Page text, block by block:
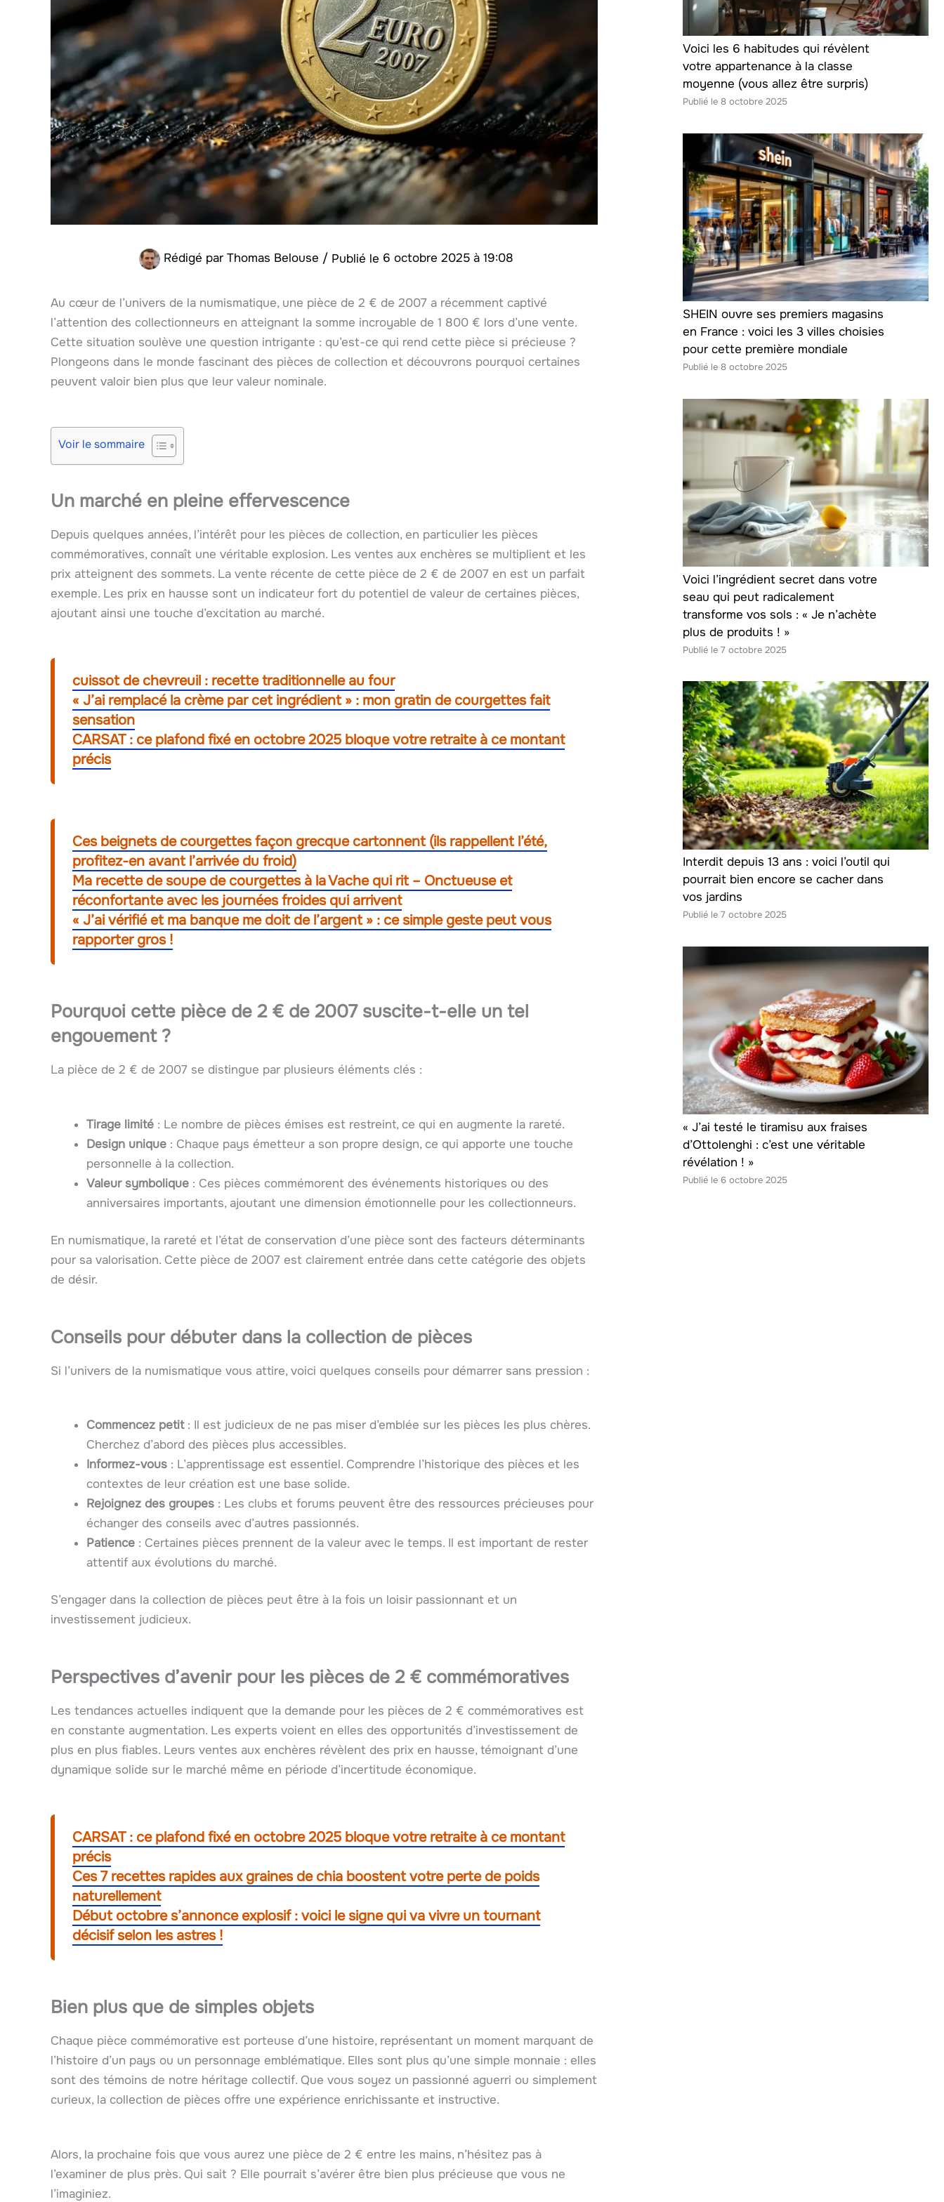
Rédigé par Thomas Belouse / 6 octobre 2025 à 19:08
Au cœur de l’univers de la numismatique, une pièce de 2 € de 2007 a récemment captivé
l’attention des collectionneurs en atteignant la somme incroyable de 1 800 € lors d’une vente.
Cette situation soulève une question intrigante : qu’est-ce qui rend cette pièce si précieuse ?
Plongeons dans le monde fascinant des pièces de collection et découvrons pourquoi certaines
peuvent valoir bien plus que leur valeur nominale.
Voir le sommaire
Un marché en pleine effervescence
Depuis quelques années, l’intérêt pour les pièces de collection, en particulier les pièces
commémoratives, connaît une véritable explosion. Les ventes aux enchères se multiplient et les
prix atteignent des sommets. La vente récente de cette pièce de 2 € de 2007 en est un parfait
exemple. Les prix en hausse sont un indicateur fort du potentiel de valeur de certaines pièces,
ajoutant ainsi une touche d’excitation au marché.
cuissot de chevreuil : recette traditionnelle au four
« J’ai remplacé la crème par cet ingrédient » : mon gratin de courgettes fait
sensation
CARSAT : ce plafond fixé en octobre 2025 bloque votre retraite à ce montant
précis
Ces beignets de courgettes façon grecque cartonnent (ils rappellent l’été,
profitez-en avant l’arrivée du froid)
Ma recette de soupe de courgettes à la Vache qui rit – Onctueuse et
réconfortante avec les journées froides qui arrivent
« J’ai vérifié et ma banque me doit de l’argent » : ce simple geste peut vous
rapporter gros !
Pourquoi cette pièce de 2 € de 2007 suscite-t-elle un tel
engouement ?
La pièce de 2 € de 2007 se distingue par plusieurs éléments clés :
Tirage limité : Le nombre de pièces émises est restreint, ce qui en augmente la rareté.
Design unique : Chaque pays émetteur a son propre design, ce qui apporte une touche
personnelle à la collection.
Valeur symbolique : Ces pièces commémorent des événements historiques ou des
anniversaires importants, ajoutant une dimension émotionnelle pour les collectionneurs.
En numismatique, la rareté et l’état de conservation d’une pièce sont des facteurs déterminants
pour sa valorisation. Cette pièce de 2007 est clairement entrée dans cette catégorie des objets
de désir.
Conseils pour débuter dans la collection de pièces
Si l’univers de la numismatique vous attire, voici quelques conseils pour démarrer sans pression :
Commencez petit: Il est judicieux de ne pas miser d’emblée sur les pièces les plus chères.
Cherchez d’abord des pièces plus accessibles.
Informez-vous : L’apprentissage est essentiel. Comprendre l’historique des pièces et les
contextes de leur création est une base solide.
Rejoignez des groupes : Les clubs et forums peuvent être des ressources précieuses pour
échanger des conseils avec d’autres passionnés.
Patience : Certaines pièces prennent de la valeur avec le temps. Il est important de rester
attentif aux évolutions du marché.
S’engager dans la collection de pièces peut être à la fois un loisir passionnant et un
investissement judicieux.
Perspectives d’avenir pour les pièces de 2 € commémoratives
Les tendances actuelles indiquent que la demande pour les pièces de 2 € commémoratives est
en constante augmentation. Les experts voient en elles des opportunités d’investissement de
plus en plus fiables. Leurs ventes aux enchères révèlent des prix en hausse, témoignant d’une
dynamique solide sur le marché même en période d’incertitude économique.
CARSAT : ce plafond fixé en octobre 2025 bloque votre retraite à ce montant
précis
Ces 7 recettes rapides aux graines de chia boostent votre perte de poids
naturellement
Début octobre s’annonce explosif : voici le signe qui va vivre un tournant
décisif selon les astres !
Bien plus que de simples objets
Chaque pièce commémorative est porteuse d’une histoire, représentant un moment marquant de
l’histoire d’un pays ou un personnage emblématique. Elles sont plus qu’une simple monnaie : elles
sont des témoins de notre héritage collectif. Que vous soyez un passionné aguerri ou simplement
curieux, la collection de pièces offre une expérience enrichissante et instructive.
Alors, la prochaine fois que vous aurez une pièce de 2 € entre les mains, n’hésitez pas à
l’examiner de plus près. Qui sait ? Elle pourrait s’avérer être bien plus précieuse que vous ne
l’imaginiez.
Voici les 6 habitudes qui révèlent
votre appartenance à la classe
moyenne (vous allez être surpris)
8 octobre 2025
SHEIN ouvre ses premiers magasins
en France : voici les 3 villes choisies
pour cette première mondiale
8 octobre 2025
Voici l’ingrédient secret dans votre
seau qui peut radicalement
transforme vos sols : « Je n’achète
plus de produits ! »
7 octobre 2025
Interdit depuis 13 ans : voici l’outil qui
pourrait bien encore se cacher dans
vos jardins
7 octobre 2025
« J’ai testé le tiramisu aux fraises
d’Ottolenghi : c’est une véritable
révélation ! »
6 octobre 2025